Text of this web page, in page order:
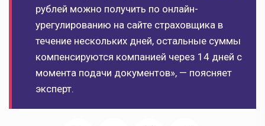
рублей можно получить по онлайн-
урегулированию на сайте страховщика в
течение нескольких дней, остальные суммы
компенсируются компанией через 14 дней с
момента подачи документов», — поясняет
эксперт.